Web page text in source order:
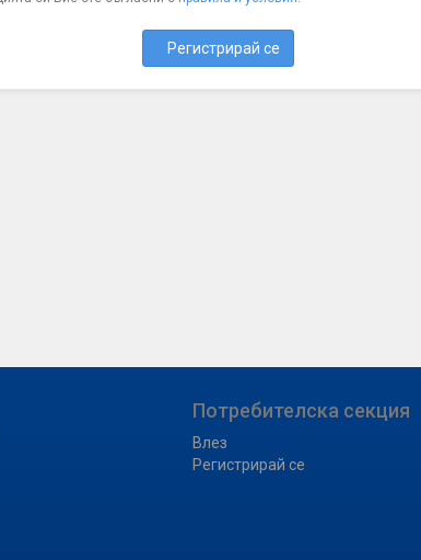
Регистрирай се
Потребителска секция
Влез
Регистрирай се